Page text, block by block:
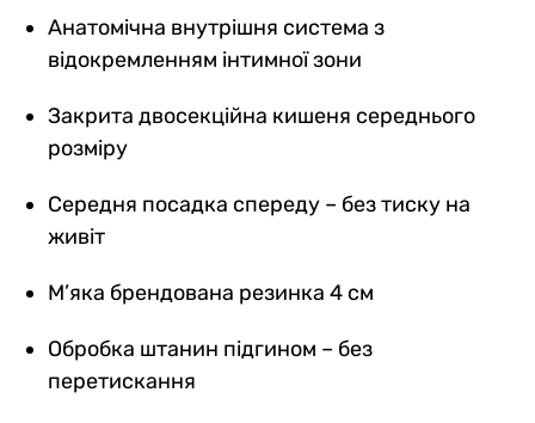
Анатомічна внутрішня система з
відокремленням інтимної зони
Закрита двосекційна кишеня середнього
розміру
Середня посадка спереду – без тиску на
живіт
М’яка брендована резинка 4 см
Обробка штанин підгином – без
перетискання